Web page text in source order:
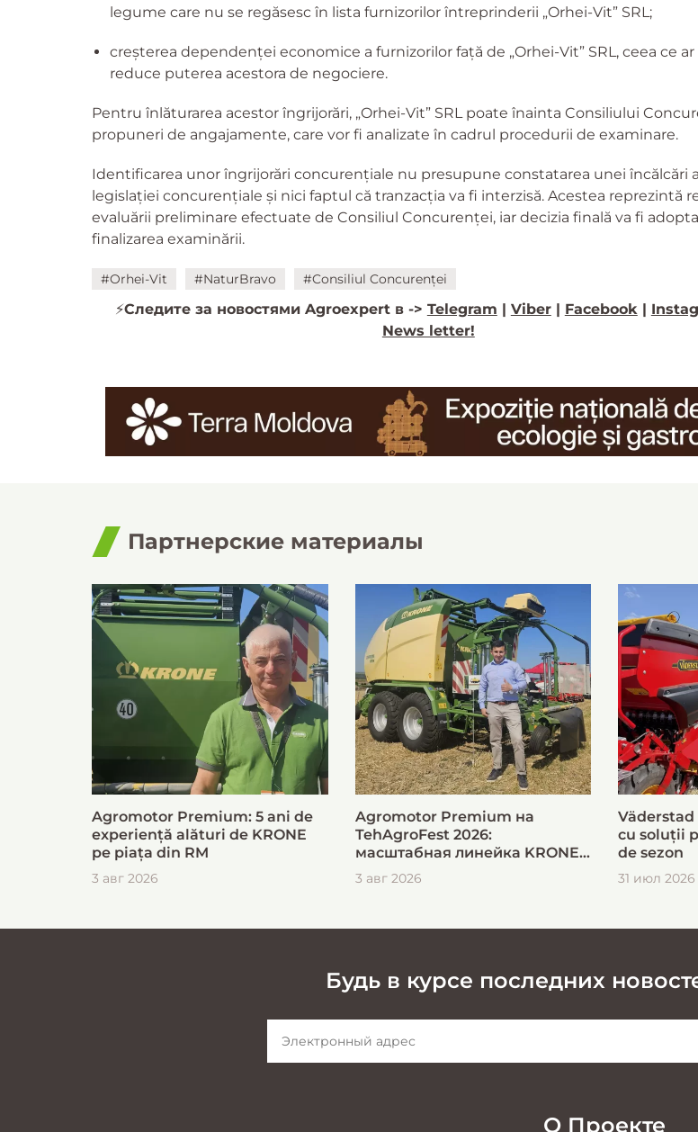
legume care nu se regăsesc în lista furnizorilor întreprinderii „Orhei-Vit” SRL;
creșterea dependenței economice a furnizorilor față de „Orhei-Vit” SRL, ceea ce
reduce puterea acestora de negociere.
Pentru înlăturarea acestor îngrijorări, „Orhei-Vit” SRL poate înainta Consiliului
propuneri de angajamente, care vor fi analizate în cadrul procedurii de examinare.
Identificarea unor îngrijorări concurențiale nu presupune constatarea unei încălcări a
legislației concurențiale și nici faptul că tranzacția va fi interzisă. Acestea reprezintă
evaluării preliminare efectuate de Consiliul Concurenței, iar decizia finală va fi
finalizarea examinării.
#Orhei-Vit #NaturBravo #Consiliul Concurenței
⚡️Следите за новостями Agroexpert в -> Telegram Viber| Facebook|
News letter!
Партнерские материалы
Agromotor Premium: 5 ani de
experiență alături de KRONE
pe piața din RM
3 авг 2026
Agromotor Premium на
TehAgroFest 2026:
масштабная линейка KRONE
для быстрой и эффективной
заготовки кормов
3 авг 2026
Väderstad
cu soluții
de sezon
31 июл 2026
Будь в курсе последних
О Проекте